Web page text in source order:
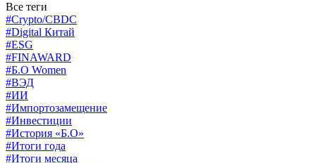
Все теги
#Crypto/CBDC
#Digital Китай
#ESG
#FINAWARD
#Б.О Women
#ВЭД
#ИИ
#Импортозамещение
#Инвестиции
#История «Б.О»
#Итоги года
#Итоги месяца